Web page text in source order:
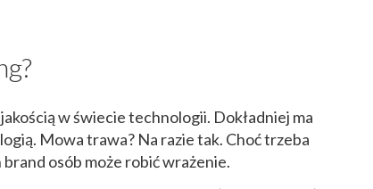
w świecie technologii. Dokładniej ma
Mowa trawa? Na razie tak. Choć trzeba
osób może robić wrażenie.